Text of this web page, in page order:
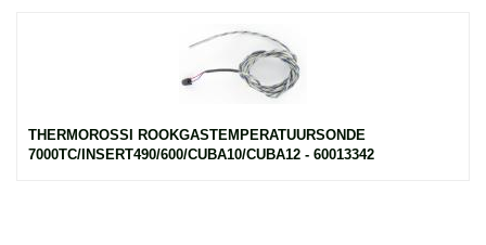
THERMOROSSI ROOKGASTEMPERATUURSONDE
7000TC/INSERT490/600/CUBA10/CUBA12 - 60013342